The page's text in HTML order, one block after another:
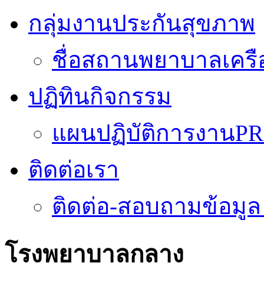
กลุ่มงานประกันสุขภาพ
ชื่อสถานพยาบาลเค
ปฏิทินกิจกรรม
แผนปฏิบัติการงาน
ติดต่อเรา
ติดต่อ-สอบถามข้อมูล
โรงพยาบาลกลาง